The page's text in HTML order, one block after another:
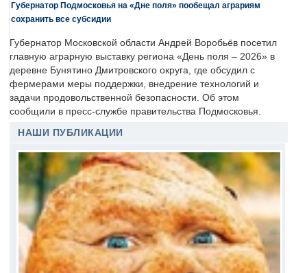
Губернатор Подмосковья на «Дне поля» пообещал аграриям
сохранить все субсидии
Губернатор Московской области Андрей Воробьёв посетил
главную аграрную выставку региона «День поля – 2026» в
деревне Бунятино Дмитровского округа, где обсудил с
фермерами меры поддержки, внедрение технологий и
задачи продовольственной безопасности. Об этом
сообщили в пресс-службе правительства Подмосковья.
НАШИ ПУБЛИКАЦИИ